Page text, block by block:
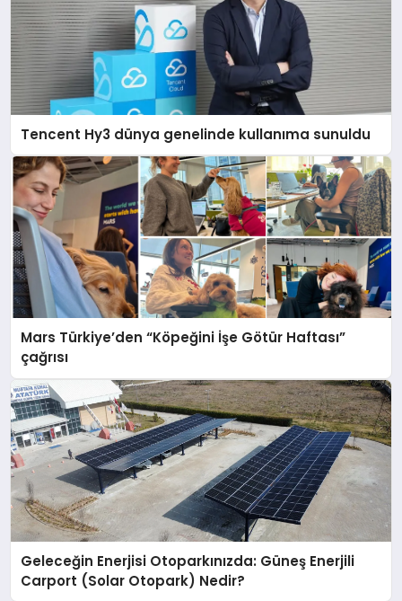
Tencent Hy3 dünya genelinde kullanıma sunuldu
Mars Türkiye’den “Köpeğini İşe Götür Haftası”
çağrısı
Geleceğin Enerjisi Otoparkınızda: Güneş Enerjili
Carport (Solar Otopark) Nedir?